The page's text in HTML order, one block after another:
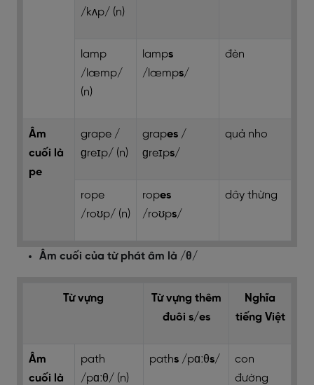
/kʌp/ (n)
lamp
/læmp/
(n)
lamps
/læmps/
đèn
Âm
cuối là
pe
grape /
ɡreɪp/ (n)
grapes /
ɡreɪps/
quả nho
rope
/roʊp/ (n)
ropes
/roʊps/
dây thừng
Âm cuối của từ phát âm là /θ/
Từ vựng
Từ vựng thêm
đuôi s/es
Nghĩa
tiếng Việt
Âm
cuối là
path
/pɑːθ/ (n)
paths /pɑːθs/
con
đường